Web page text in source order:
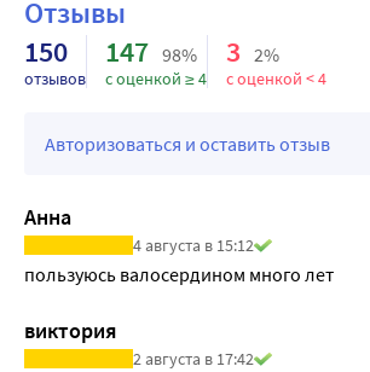
Отзывы
150
отзывов
147 98%
с оценкой ≥ 4
3 2%
с оценкой < 4
Авторизоваться и оставить отзыв
Анна
4 августа в 15:12
пользуюсь валосердином много лет
виктория
2 августа в 17:42